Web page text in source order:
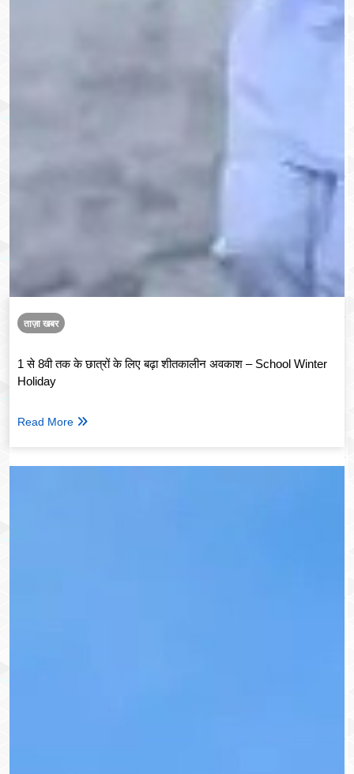
ताज़ा खबर
1 से 8वी तक के छात्रों के लिए बढ़ा शीतकालीन अवकाश – School Winter
Holiday
Read More